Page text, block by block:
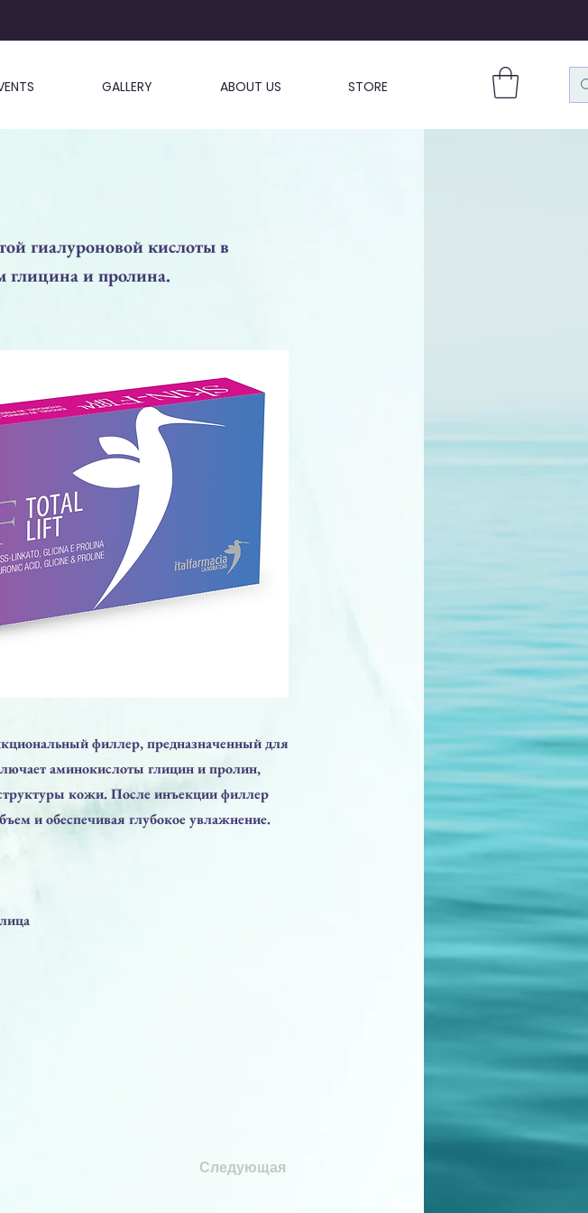
GALLERY ABOUT US STORE
гиалуроновой кислоты в
глицина и пролина.
филлер, предназначенный для
аминокислоты глицин и пролин,
кожи. После инъекции филлер
и обеспечивая глубокое увлажнение.
Следующая